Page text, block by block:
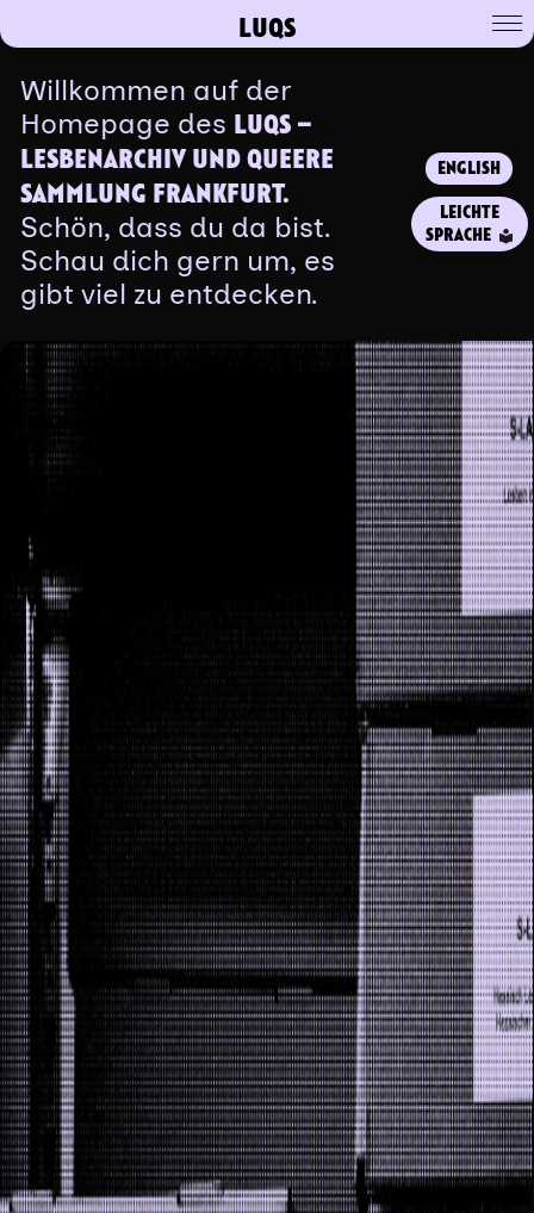
LUQS
Willkommen auf der
Homepage des LUQS –
LESBENARCHIV UND QUEERE
SAMMLUNG FRANKFURT.
Schön, dass du da bist.
Schau dich gern um, es
gibt viel zu entdecken.
ENGLISH
LEICHTE
SPRACHE